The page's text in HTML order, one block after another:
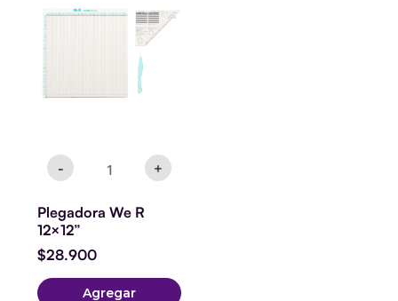
-
R
cantidad
+
Plegadora We R
12×12”
$28.900
Agregar